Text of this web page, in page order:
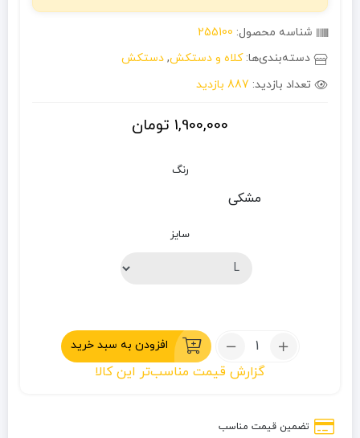
شناسه محصول: 255100
دسته‌بندی‌ها:کلاه و دستکش, دستکش
تعداد بازدید: 887 بازدید
1,900,000 تومان
رنگ
مشکی
سایز
تعداد:
مردانه
افزودن به سبد خرید
گزارش قیمت مناسب‌تر این کالا
تضمین قیمت مناسب